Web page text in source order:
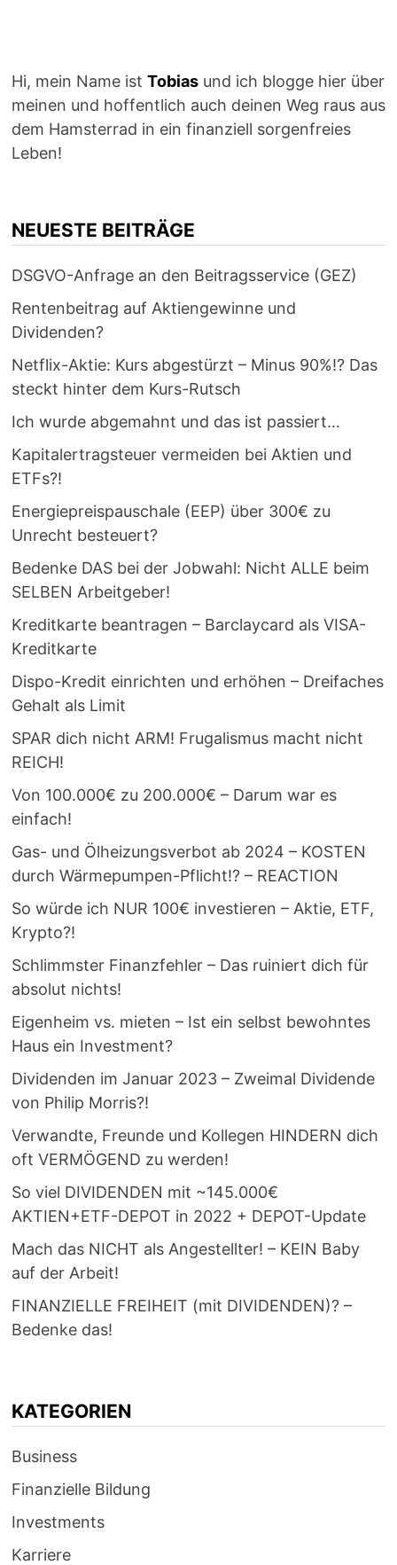
Hi, mein Name ist Tobiasund ich blogge hier über
meinen und hoffentlich auch deinen Weg raus aus
dem Hamsterrad in ein finanziell sorgenfreies
Leben!
NEUESTE BEITRÄGE
DSGVO-Anfrage an den Beitragsservice (GEZ)
Rentenbeitrag auf Aktiengewinne und
Dividenden?
Netflix-Aktie: Kurs abgestürzt – Minus 90%!? Das
steckt hinter dem Kurs-Rutsch
Ich wurde abgemahnt und das ist passiert…
Kapitalertragsteuer vermeiden bei Aktien und
ETFs?!
Energiepreispauschale (EEP) über 300€ zu
Unrecht besteuert?
Bedenke DAS bei der Jobwahl: Nicht ALLE beim
SELBEN Arbeitgeber!
Kreditkarte beantragen – Barclaycard als VISA-
Kreditkarte
Dispo-Kredit einrichten und erhöhen – Dreifaches
Gehalt als Limit
SPAR dich nicht ARM! Frugalismus macht nicht
REICH!
Von 100.000€ zu 200.000€ – Darum war es
einfach!
Gas- und Ölheizungsverbot ab 2024 – KOSTEN
durch Wärmepumpen-Pflicht!? – REACTION
So würde ich NUR 100€ investieren – Aktie, ETF,
Krypto?!
Schlimmster Finanzfehler – Das ruiniert dich für
absolut nichts!
Eigenheim vs. mieten – Ist ein selbst bewohntes
Haus ein Investment?
Dividenden im Januar 2023 – Zweimal Dividende
von Philip Morris?!
Verwandte, Freunde und Kollegen HINDERN dich
oft VERMÖGEND zu werden!
So viel DIVIDENDEN mit ~145.000€
AKTIEN+ETF-DEPOT in 2022 + DEPOT-Update
Mach das NICHT als Angestellter! – KEIN Baby
auf der Arbeit!
FINANZIELLE FREIHEIT (mit DIVIDENDEN)? –
Bedenke das!
KATEGORIEN
Business
Finanzielle Bildung
Investments
Karriere